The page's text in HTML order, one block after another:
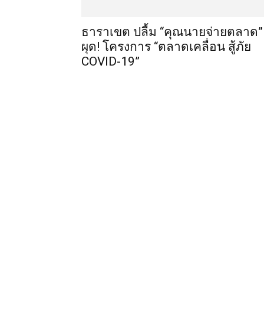
ธาราเขต ปลื้ม “คุณนายจ่ายตลาด”
ผุด! โครงการ “ตลาดเคลื่อน สู้ภัย
COVID-19”